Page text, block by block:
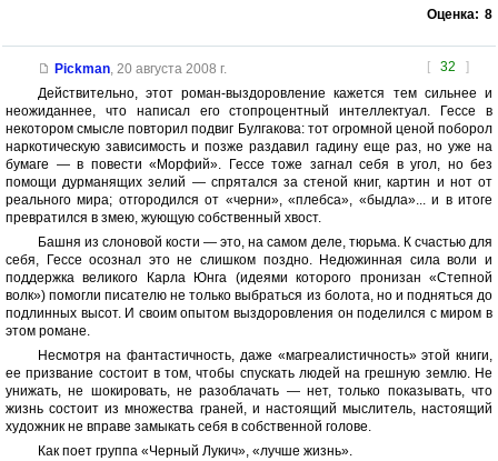
Оценка: 8
[ 32 ]
Pickman, 20 августа 2008 г.
Действительно, этот роман-выздоровление кажется тем сильнее и
неожиданнее, что написал его стопроцентный интеллектуал. Гессе в
некотором смысле повторил подвиг Булгакова: тот огромной ценой поборол
наркотическую зависимость и позже раздавил гадину еще раз, но уже на
бумаге — в повести «Морфий». Гессе тоже загнал себя в угол, но без
помощи дурманящих зелий — спрятался за стеной книг, картин и нот от
реального мира; отгородился от «черни», «плебса», «быдла»... и в итоге
превратился в змею, жующую собственный хвост.
Башня из слоновой кости — это, на самом деле, тюрьма. К счастью для
себя, Гессе осознал это не слишком поздно. Недюжинная сила воли и
поддержка великого Карла Юнга (идеями которого пронизан «Степной
волк») помогли писателю не только выбраться из болота, но и подняться до
подлинных высот. И своим опытом выздоровления он поделился с миром в
этом романе.
Несмотря на фантастичность, даже «магреалистичность» этой книги,
ее призвание состоит в том, чтобы спускать людей на грешную землю. Не
унижать, не шокировать, не разоблачать — нет, только показывать, что
жизнь состоит из множества граней, и настоящий мыслитель, настоящий
художник не вправе замыкать себя в собственной голове.
Как поет группа «Черный Лукич», «лучше жизнь».